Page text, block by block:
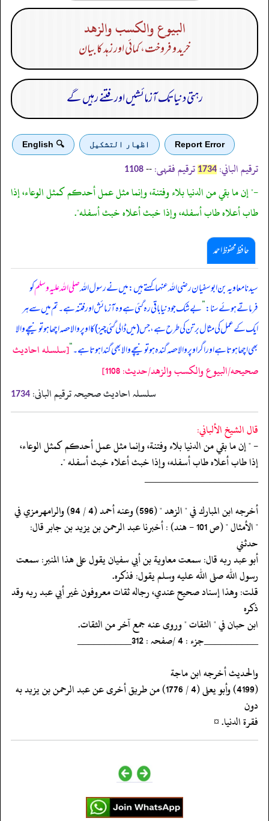
البيوع والكسب والزهد
خرید و فروخت، کمائی اور زہد کا بیان
رہتی دنیا تک آزمائشیں اور فتنے رہیں گے
Report Error اظهار التشكيل 🔍 English
ترقیم الباني: 1734 ترقیم فقہی: --
1108
-" إن ما بقي من الدنيا بلاء وفتنة، وإنما مثل عمل أحدكم كمثل الوعاء، إذا
طاب أعلاه طاب أسفله، وإذا خبث أعلاه خبث أسفله".
حافظ محفوظ احمد
سیدنا معاویہ بن ابوسفیان رضی اللہ عنہما کہتے ہیں: میں نے رسول اللہصلی اللہ علیہ وسلمکو
فرماتے ہوئے سنا:”بے شک جو دنیا باقی رہ گئی ہے وہ آزمائش اور فتنہ ہے۔ تم میں سے ہر
ایک کے عمل کی مثال برتن کی طرح ہے، جس (میں ڈالی گئی چیز) کا اوپر والا حصہ اچھا ہو تو نیچے والا
بھی اچھا ہوتا ہے اور اگر اوپر والا حصہ گندہ ہو تو نیچے والا بھی گندا ہوتا ہے۔“[سلسله احاديث
صحيحه/البيوع والكسب والزهد/حدیث: 1108]
سلسلہ احادیث صحیحہ ترقیم البانی: 1734
قال الشيخ الألباني:
- " إن ما بقي من الدنيا بلاء وفتنة، وإنما مثل عمل أحدكم كمثل الوعاء،
إذا طاب أعلاه طاب أسفله، وإذا خبث أعلاه خبث أسفله ".
‏‏‏‏_____________________
‏‏‏‏أخرجه ابن المبارك في " الزهد " (596) وعنه أحمد (4 / 94) والرامهرمزي في
‏‏‏‏" الأمثال " (ص 101 - هند) : أخبرنا عبد الرحمن بن يزيد بن جابر قال:
حدثني
‏‏‏‏أبو عبد ربه قال: سمعت معاوية بن أبي سفيان يقول على هذا المنبر: سمعت
‏‏‏‏رسول الله صلى الله عليه وسلم يقول: فذكره.
‏‏‏‏قلت: وهذا إسناد صحيح عندي، رجاله ثقات معروفون غير أبي عبد ربه وقد
ذكره
‏‏‏‏ابن حبان في " الثقات " وروى عنه جمع آخر من الثقات.
‏‏‏‏__________جزء : 4 /صفحہ : 312__________
‏‏‏‏والحديث أخرجه ابن ماجة
‏‏‏‏(4199) وأبو يعلى (4 / 1776) من طريق أخرى عن عبد الرحمن بن يزيد به
دون
‏‏‏‏فقرة الدنيا. ¤